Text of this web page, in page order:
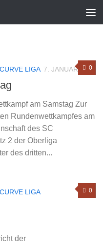
0
LIGA 7. JANUAR 2024
am Samstag Zur
Rundenwettkampfes am
des SC
2 der Oberliga
des dritten...
0
LIGA
der